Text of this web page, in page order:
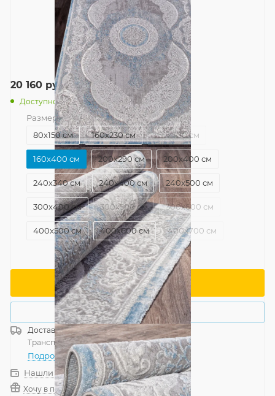
20 160 руб./шт
Доступно: 5
Размер — 160x400 см
80x150 см
160x230 см 160x300 см
160x400 см 200x290 см 200x400 см
240x340 см 240x400 см 240x500 см
300x400 см 300x500 см 300x600 см
400x500 см 400x600 см 400x700 см
В корзину
Купить в 1 клик
ДоставкаРоссия
Транспортной компанией—бесплатно
Подробнее
Нашли дешевле?
Хочу в подарок